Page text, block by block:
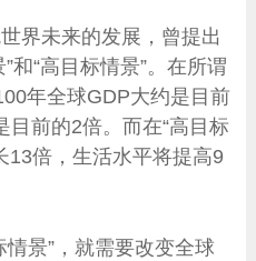
界未来的发展，曾提出
和“高目标情景”。在所谓
年全球GDP大约是目前
目前的2倍。而在“高目标
13倍，生活水平将提高9
景”，就需要改变全球